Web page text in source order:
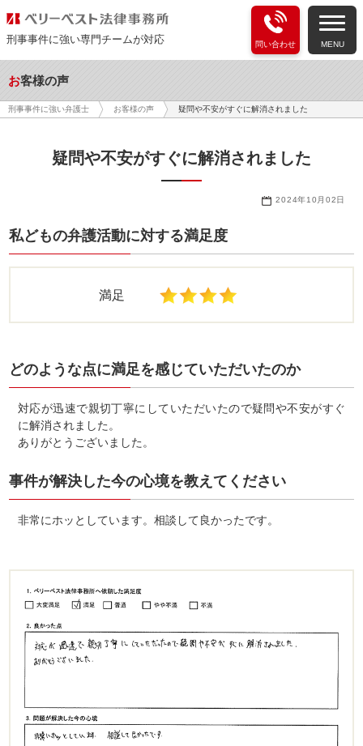
刑事事件に強い専門チームが対応 問い合わせ MENU
お客様の声
刑事事件に強い弁護士 お客様の声 疑問や不安がすぐに解消されました
疑問や不安がすぐに解消されました
2024年10月02日
私どもの弁護活動に対する満足度
満足
どのような点に満足を感じていただいたのか
対応が迅速で親切丁寧にしていただいたので疑問や不安がすぐ
に解消されました。
ありがとうございました。
事件が解決した今の心境を教えてください
非常にホッとしています。相談して良かったです。